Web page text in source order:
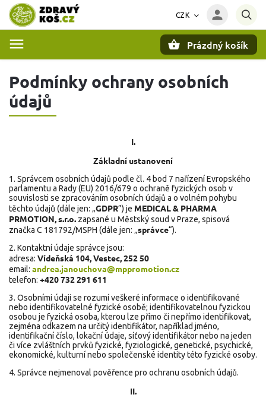
CZK
Prázdný košík
Podmínky ochrany osobních
údajů
I.
Základní ustanovení
1. Správcem osobních údajů podle čl. 4 bod 7 nařízení Evropského
parlamentu a Rady (EU) 2016/679 o ochraně fyzických osob v
souvislosti se zpracováním osobních údajů a o volném pohybu
těchto údajů (dále jen: „GDPR”) je MEDICAL & PHARMA
PRMOTION, s.r.o. zapsané u Městský soud v Praze, spisová
značka C 181792/MSPH (dále jen: „správce“).
2. Kontaktní údaje správce jsou:
adresa: Vídeňská 104, Vestec, 252 50
email: andrea.janouchova@mppromotion.cz
telefon: +420 732 291 611
3. Osobními údaji se rozumí veškeré informace o identifikované
nebo identifikovatelné fyzické osobě; identifikovatelnou fyzickou
osobou je fyzická osoba, kterou lze přímo či nepřímo identifikovat,
zejména odkazem na určitý identifikátor, například jméno,
identifikační číslo, lokační údaje, síťový identifikátor nebo na jeden
či více zvláštních prvků fyzické, fyziologické, genetické, psychické,
ekonomické, kulturní nebo společenské identity této fyzické osoby.
4. Správce nejmenoval pověřence pro ochranu osobních údajů.
II.